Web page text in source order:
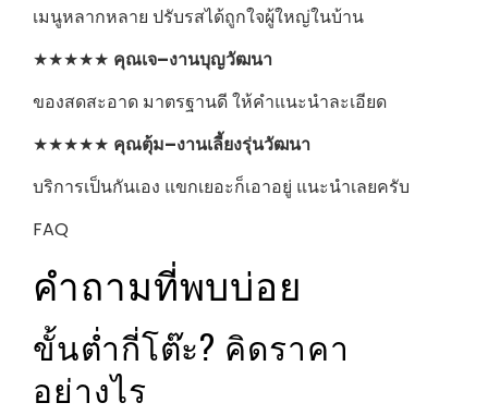
เมนูหลากหลาย ปรับรสได้ถูกใจผู้ใหญ่ในบ้าน
★★★★★ คุณเจ–งานบุญวัฒนา
ของสดสะอาด มาตรฐานดี ให้คำแนะนำละเอียด
★★★★★ คุณตุ้ม–งานเลี้ยงรุ่นวัฒนา
บริการเป็นกันเอง แขกเยอะก็เอาอยู่ แนะนำเลยครับ
FAQ
คำถามที่พบบ่อย
ขั้นต่ำกี่โต๊ะ? คิดราคา
อย่างไร